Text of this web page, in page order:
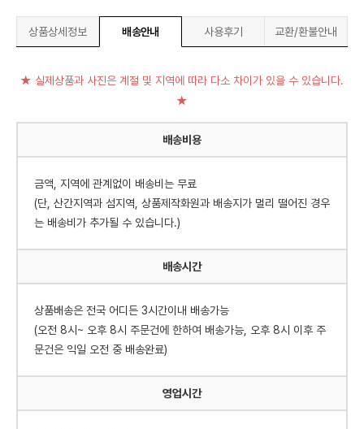
상품상세정보 배송안내 사용후기 교환/환불안내
★ 실제상품과 사진은 계절 및 지역에 따라 다소 차이가 있을 수 있습니다.
★
배송비용
금액, 지역에 관계없이 배송비는 무료
(단, 산간지역과 섬지역, 상품제작화원과 배송지가 멀리 떨어진 경우
는 배송비가 추가될 수 있습니다.)
배송시간
상품배송은 전국 어디든 3시간이내 배송가능
(오전 8시~ 오후 8시 주문건에 한하여 배송가능, 오후 8시 이후 주
문건은 익일 오전 중 배송완료)
영업시간